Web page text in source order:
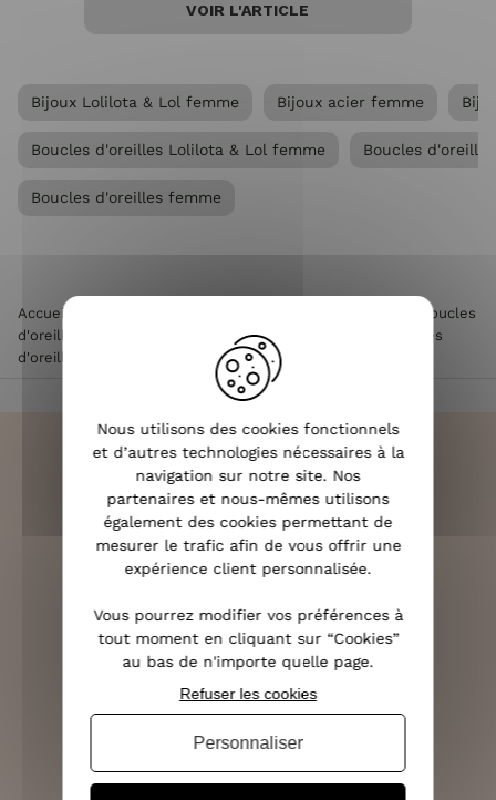
VOIR L'ARTICLE
Bijoux Lolilota & Lol femme Bijoux acier femme
Boucles d'oreilles Lolilota & Lol femme Boucles
Boucles d'oreilles femme
Accueil
Boucles
d'oreilles femme
Boucles d'oreilles acier femme
Boucles
d'oreilles Acier Barrettes Lolilota
LIVRAISON RAPIDE
OFFERTE DÈS 70€
RETOURS SOUS 14 JOURS
Nous utilisons des cookies fonctionnels
et d’autres technologies nécessaires à la
navigation sur notre site. Nos
partenaires et nous-mêmes utilisons
également des cookies permettant de
mesurer le trafic afin de vous offrir une
expérience client personnalisée.
Vous pourrez modifier vos préférences à
tout moment en cliquant sur “Cookies”
au bas de n'importe quelle page.
Refuser les cookies
Personnaliser